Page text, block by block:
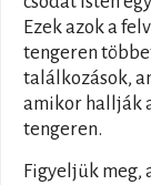
Ezek azok a
tengeren
találkozások,
amikor hallják
tengeren.
Figyeljük meg,